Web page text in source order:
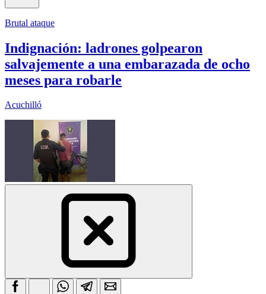
Brutal ataque
Indignación: ladrones golpearon
salvajemente a una embarazada de ocho
meses para robarle
Acuchilló